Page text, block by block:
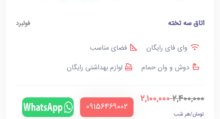
اتاق سه تخته فولبرد
وای فای رایگان
فضای مناسب
دوش و وان حمام
لوازم بهداشتی رایگان
2,400,000
2,100,000
تومان/هر شب
‪09156469002‬